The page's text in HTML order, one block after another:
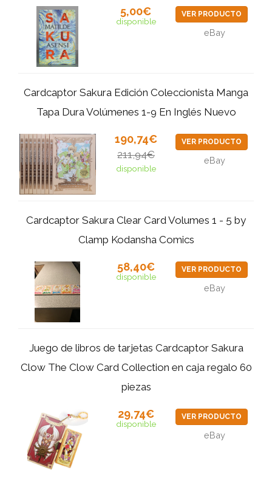
5,00€
disponible
VER PRODUCTO
eBay
Cardcaptor Sakura Edición Coleccionista Manga
Tapa Dura Volúmenes 1-9 En Inglés Nuevo
190,74€
211,94€
disponible
VER PRODUCTO
eBay
Cardcaptor Sakura Clear Card Volumes 1 - 5 by
Clamp Kodansha Comics
58,40€
disponible
VER PRODUCTO
eBay
Juego de libros de tarjetas Cardcaptor Sakura
Clow The Clow Card Collection en caja regalo 60
piezas
29,74€
disponible
VER PRODUCTO
eBay